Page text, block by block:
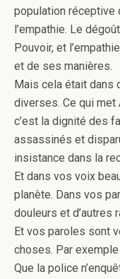
population réceptive
l’empathie. Le
Pouvoir, et
et de ses manières.
Mais cela était dans
diverses. Ce qui met
c’est la dignité des
assassinés et
insistance dans la
Et dans vos voix
planète. Dans vos
douleurs et d’autres
Et vos paroles sont
choses. Par exemple
Que la police